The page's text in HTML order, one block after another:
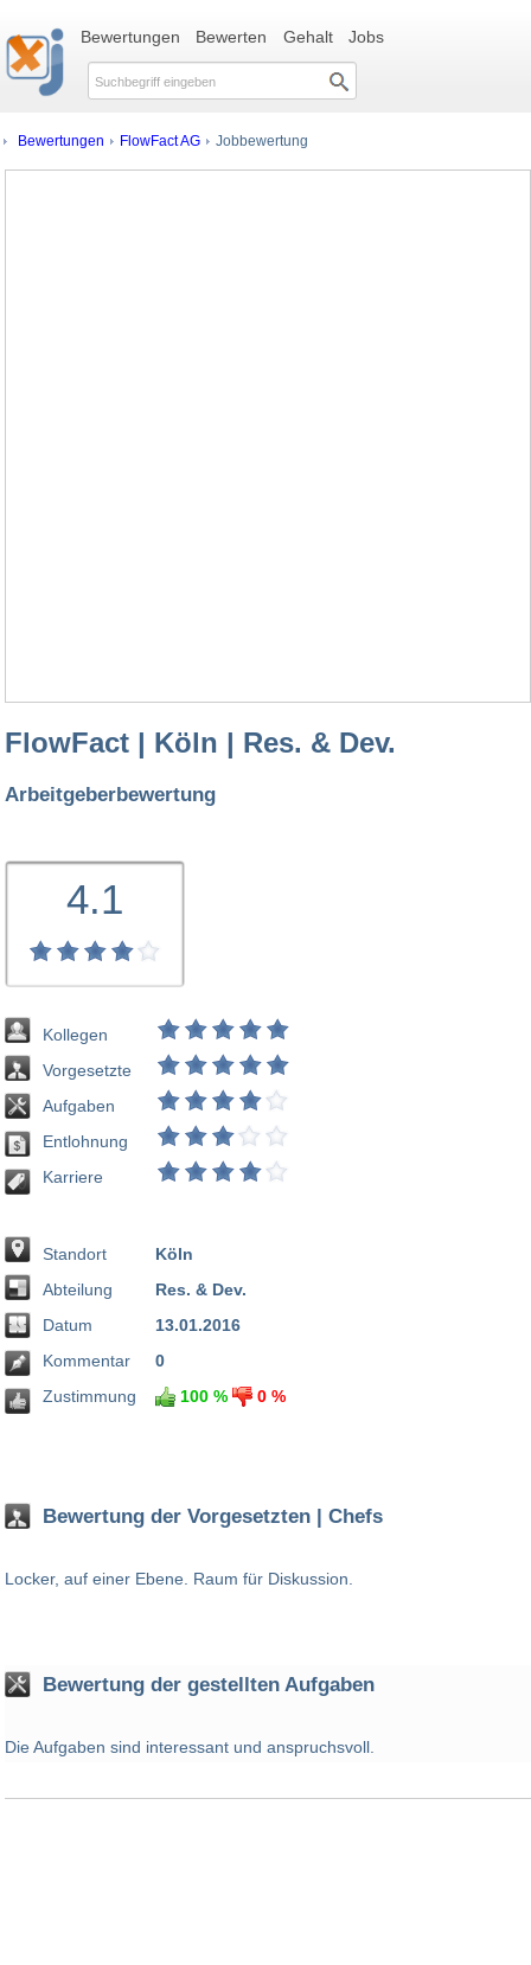
Bewertungen Bewerten Gehalt Jobs
Bewertungen FlowFact AG Jobbewertung
FlowFact | Köln | Res. & Dev.
Arbeitgeberbewertung
4.1
Kollegen
Vorgesetzte
Aufgaben
Entlohnung
Karriere
Standort
Abteilung
Datum
Kommentar
Zustimmung
Köln
Res. & Dev.
13.01.2016
0
100 %
0 %
Bewertung der Vorgesetzten | Chefs
Locker, auf einer Ebene. Raum für Diskussion.
Bewertung der gestellten Aufgaben
Die Aufgaben sind interessant und anspruchsvoll.